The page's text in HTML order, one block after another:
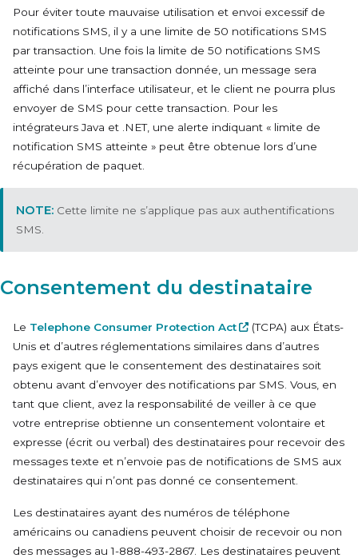
Pour éviter toute mauvaise utilisation et envoi excessif de
notifications SMS, il y a une limite de 50 notifications SMS
par transaction. Une fois la limite de 50 notifications SMS
atteinte pour une transaction donnée, un message sera
affiché dans l’interface utilisateur, et le client ne pourra plus
envoyer de SMS pour cette transaction. Pour les
intégrateurs Java et .NET, une alerte indiquant « limite de
notification SMS atteinte » peut être obtenue lors d’une
récupération de paquet.
Cette limite ne s’applique pas aux authentifications
SMS.
Consentement du destinataire
Le Telephone Consumer Protection Act
(TCPA) aux États-
Unis et d’autres réglementations similaires dans d’autres
pays exigent que le consentement des destinataires soit
obtenu avant d’envoyer des notifications par SMS. Vous, en
tant que client, avez la responsabilité de veiller à ce que
votre entreprise obtienne un consentement volontaire et
expresse (écrit ou verbal) des destinataires pour recevoir des
messages texte et n’envoie pas de notifications de SMS aux
destinataires qui n’ont pas donné ce consentement.
Les destinataires ayant des numéros de téléphone
américains ou canadiens peuvent choisir de recevoir ou non
des messages au1-888-493-2867 . Les destinataires peuvent